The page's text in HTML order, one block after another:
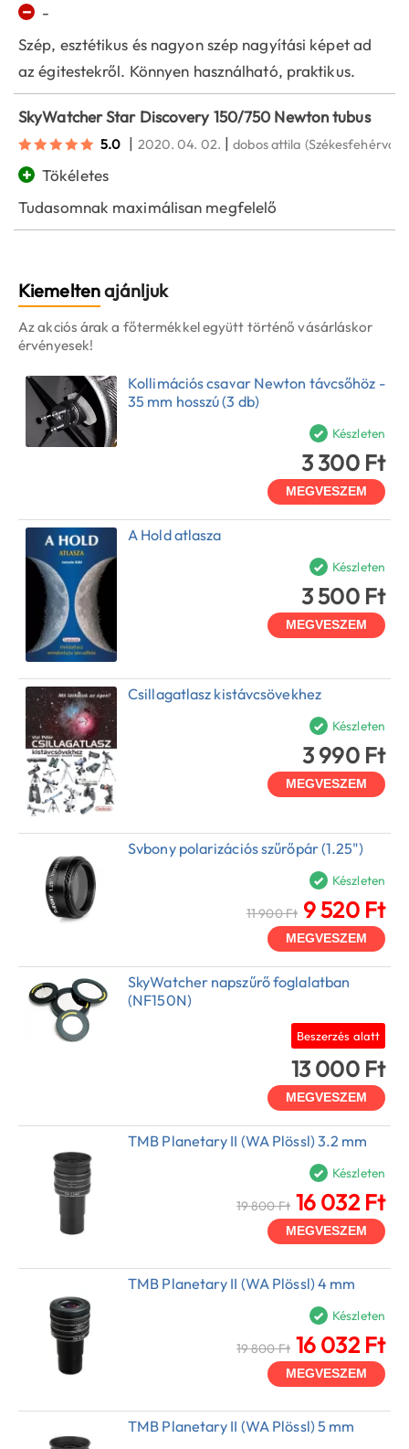
−
-
Szép, esztétikus és nagyon szép nagyítási képet ad
az égitestekről. Könnyen használható, praktikus.
SkyWatcher Star Discovery 150/750 Newton tubus
5.0 | 2020. 04. 02. |dobos attila (Székesfehérvár)
+ Tökéletes
Tudasomnak maximálisan megfelelő
Kiemeltenajánljuk
Az akciós árak a főtermékkel együtt történő vásárláskor
érvényesek!
Kollimációs csavar Newton távcsőhöz -
35 mm hosszú (3 db)
Készleten
3 300 Ft
MEGVESZEM
A Hold atlasza
Készleten
3 500 Ft
MEGVESZEM
Csillagatlasz kistávcsövekhez
Készleten
3 990 Ft
MEGVESZEM
Svbony polarizációs szűrőpár (1.25")
Készleten
11 900 Ft 9 520 Ft
MEGVESZEM
SkyWatcher napszűrő foglalatban
(NF150N)
Beszerzés alatt
13 000 Ft
MEGVESZEM
TMB Planetary II (WA Plössl) 3.2 mm
Készleten
19 800 Ft 16 032 Ft
MEGVESZEM
TMB Planetary II (WA Plössl) 4 mm
Készleten
19 800 Ft 16 032 Ft
MEGVESZEM
TMB Planetary II (WA Plössl) 5 mm